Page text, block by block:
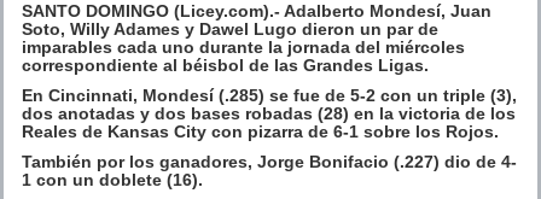
SANTO DOMINGO (Licey.com).- Adalberto Mondesí, Juan
Soto, Willy Adames y Dawel Lugo dieron un par de
imparables cada uno durante la jornada del miércoles
correspondiente al béisbol de las Grandes Ligas.
En Cincinnati, Mondesí (.285) se fue de 5-2 con un triple (3),
dos anotadas y dos bases robadas (28) en la victoria de los
Reales de Kansas City con pizarra de 6-1 sobre los Rojos.
También por los ganadores, Jorge Bonifacio (.227) dio de 4-
1 con un doblete (16).